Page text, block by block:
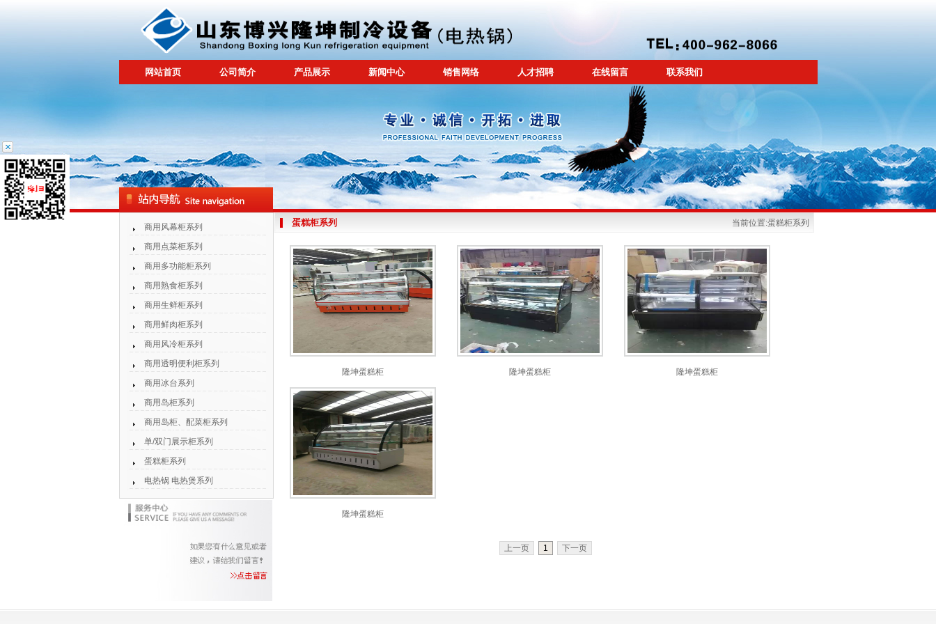
网站首页 公司简介 产品展示 新闻中心 销售网络 人才招聘 在线留言 联系我们
商用风幕柜系列
商用点菜柜系列
商用多功能柜系列
商用熟食柜系列
商用生鲜柜系列
商用鲜肉柜系列
商用风冷柜系列
商用透明便利柜系列
商用冰台系列
商用岛柜系列
商用岛柜、配菜柜系列
单/双门展示柜系列
蛋糕柜系列
电热锅 电热煲系列
蛋糕柜系列 当前位置:蛋糕柜系列
隆坤蛋糕柜 隆坤蛋糕柜 隆坤蛋糕柜
隆坤蛋糕柜
上一页 1 下一页